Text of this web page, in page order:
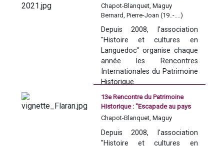
la société des
XII et XIIIe
siècles
L’histoire des XIIe et XIIIe
siècles en Languedoc se
présente comme un miroir à
plusieurs facettes que l’on
promène dans un intervalle
spatio-temporel, et dans
lequel la vie de Marie de
Méditerranée, du CIRDOC -
la ville de Leucate, de la
Société Archéologique de
Montpellier et de la Confrérie
des Consuls de la Seigneurie
de LEUCATE.
Découvrir l'association
Histoire et cultures en
Languedoc.
languedociens en Quercy"
Chapot-Blanquet, Maguy
Bernard, Pierre-Joan (19..-....)
Depuis 2008, l'association
"Histoire et cultures en
Languedoc" organise chaque
année les Rencontres
Internationales du Patrimoine
Historique.
Avec le soutien de la Région
Occitanie Pyrénées
Méditerranée, du CIRDOC -
Institut occitan de cultura, de
13e Rencontre du Patrimoine
Historique : "Escapade au pays
du Vert galant"
Chapot-Blanquet, Maguy
Depuis 2008, l'association
"Histoire et cultures en